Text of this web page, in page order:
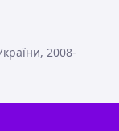
2008-